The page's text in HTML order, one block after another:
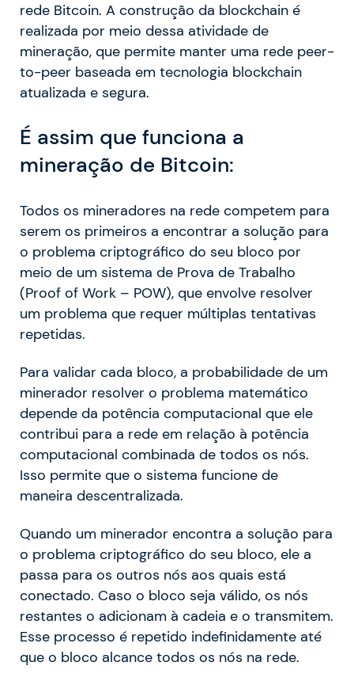
rede Bitcoin. A construção da blockchain é
realizada por meio dessa atividade de
mineração, que permite manter uma rede peer-
to-peer baseada em tecnologia blockchain
atualizada e segura.
É assim que funciona a
mineração de Bitcoin:
Todos os mineradores na rede competem para
serem os primeiros a encontrar a solução para
o problema criptográfico do seu bloco por
meio de um sistema de Prova de Trabalho
(Proof of Work – POW), que envolve resolver
um problema que requer múltiplas tentativas
repetidas.
Para validar cada bloco, a probabilidade de um
minerador resolver o problema matemático
depende da potência computacional que ele
contribui para a rede em relação à potência
computacional combinada de todos os nós.
Isso permite que o sistema funcione de
maneira descentralizada.
Quando um minerador encontra a solução para
o problema criptográfico do seu bloco, ele a
passa para os outros nós aos quais está
conectado. Caso o bloco seja válido, os nós
restantes o adicionam à cadeia e o transmitem.
Esse processo é repetido indefinidamente até
que o bloco alcance todos os nós na rede.